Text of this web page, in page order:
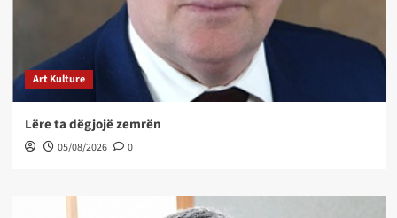
Art Kulture
Lëre ta dëgjojë zemrën
05/08/2026 0